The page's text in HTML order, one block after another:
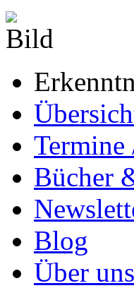
Termine
Bücher
Blog
Über uns